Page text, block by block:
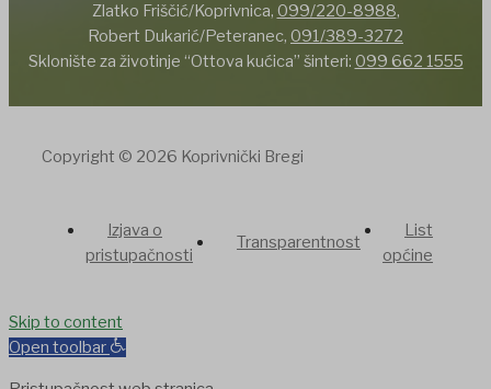
Zlatko Friščić/Koprivnica, 099/220-8988,
Robert Dukarić/Peteranec, 091/389-3272
Sklonište za životinje “Ottova kućica” šinteri: 099 662 1555
Copyright © 2026 Koprivnički Bregi
Izjava o
pristupačnosti
Transparentnost
List
općine
jojobet
Skip to content
Open toolbar